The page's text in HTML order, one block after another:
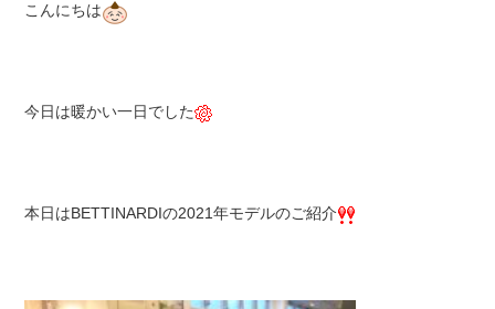
こんにちは
今日は暖かい一日でした
本日はBETTINARDIの2021年モデルのご紹介